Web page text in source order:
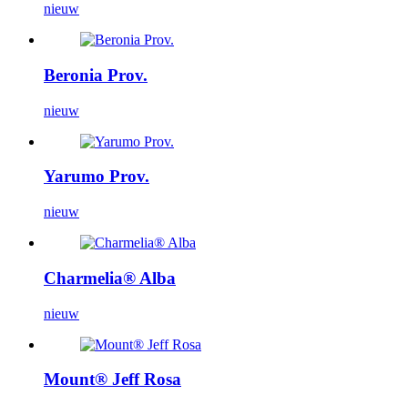
nieuw
Beronia Prov.
nieuw
Yarumo Prov.
nieuw
Charmelia® Alba
nieuw
Mount® Jeff Rosa